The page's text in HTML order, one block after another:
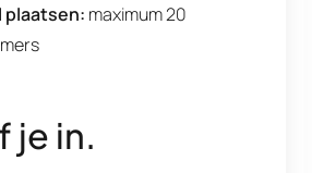
plaatsen: maximum 20
je in.